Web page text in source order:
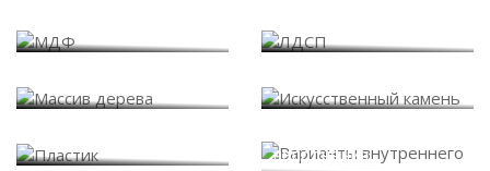
наполнения